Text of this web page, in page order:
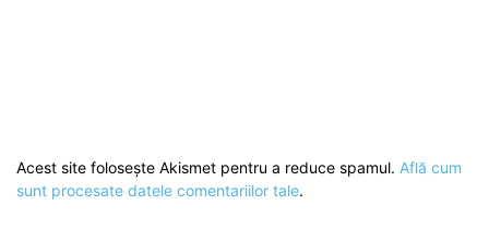
Acest site folosește Akismet pentru a reduce spamul. Află cum
sunt procesate datele comentariilor tale.